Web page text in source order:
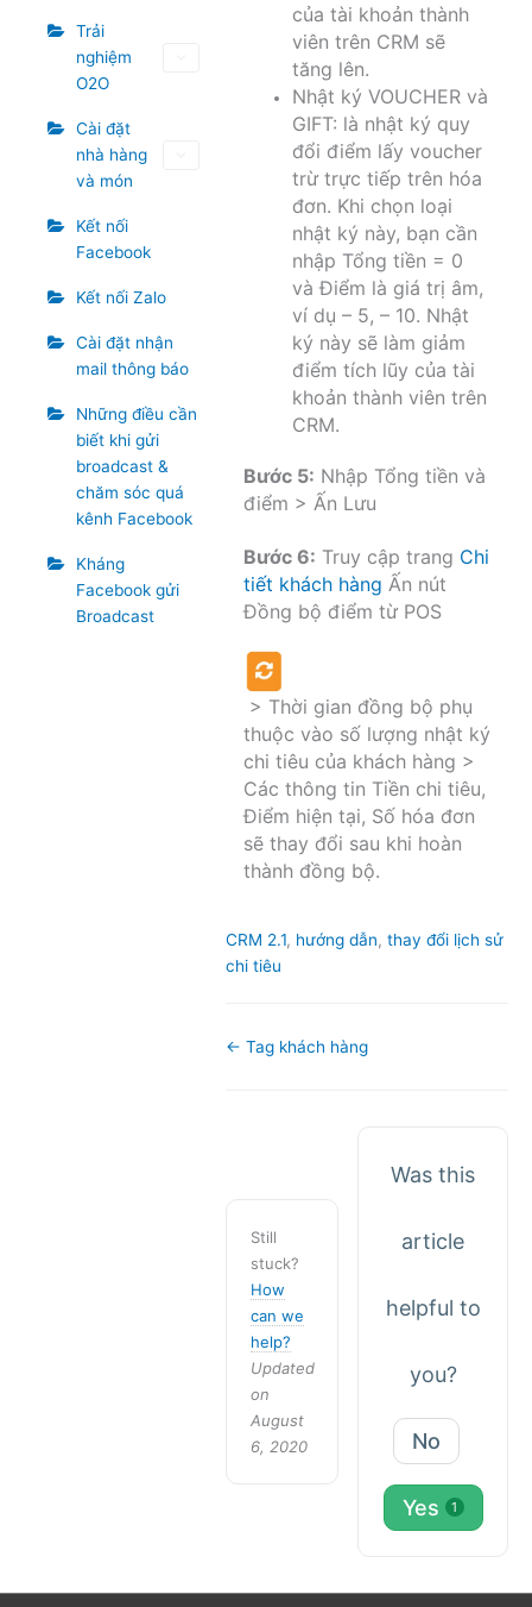
Trải
nghiệm
O2O
Cài đặt
nhà hàng
và món
Kết nối
Facebook
Kết nối Zalo
Cài đặt nhận
mail thông báo
Những điều cần
biết khi gửi
broadcast &
chăm sóc quá
kênh Facebook
Kháng
Facebook gửi
Broadcast
của tài khoản thành
viên trên CRM sẽ
tăng lên.
Nhật ký VOUCHER và
GIFT: là nhật ký quy
đổi điểm lấy voucher
trừ trực tiếp trên hóa
đơn. Khi chọn loại
nhật ký này, bạn cần
nhập Tổng tiền = 0
và Điểm là giá trị âm,
ví dụ – 5, – 10. Nhật
ký này sẽ làm giảm
điểm tích lũy của tài
khoản thành viên trên
CRM.
Bước 5: Nhập Tổng tiền và
điểm > Ấn Lưu
Bước 6: Truy cập trang Chi
tiết khách hàng Ấn nút
Đồng bộ điểm từ POS
> Thời gian đồng bộ phụ
thuộc vào số lượng nhật ký
chi tiêu của khách hàng >
Các thông tin Tiền chi tiêu,
Điểm hiện tại, Số hóa đơn
sẽ thay đổi sau khi hoàn
thành đồng bộ.
Tags
CRM 2.1, hướng dẫn, thay đổi lịch sử
chi tiêu
Doc
← Tag khách hàng
Still
stuck?
How
can we
help?
Updated
on
August
6, 2020
Was this
article
helpful to
you?
No
Yes 1